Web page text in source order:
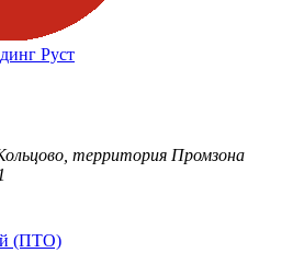
Руст
территория Промзона
(ПТО)